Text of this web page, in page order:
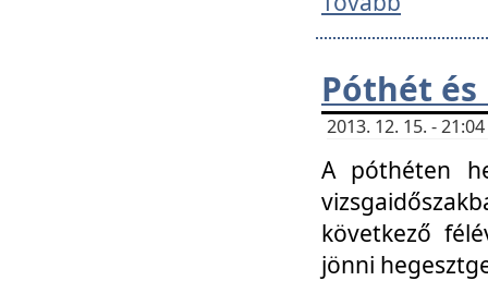
Póthét és
2013. 12. 15. -
A póthéten
következő
jönni